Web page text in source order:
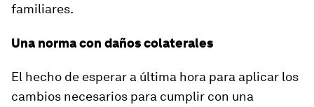
familiares.
Una norma con daños colaterales
El hecho de esperar a última hora para aplicar los
cambios necesarios para cumplir con una